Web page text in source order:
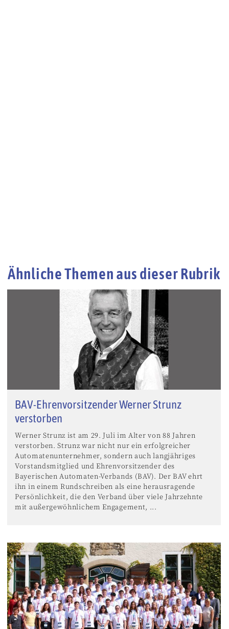
Ähnliche Themen aus dieser Rubrik
BAV-Ehrenvorsitzender Werner Strunz
verstorben
Werner Strunz ist am 29. Juli im Alter von 88 Jahren
verstorben. Strunz war nicht nur ein erfolgreicher
Automatenunternehmer, sondern auch langjähriges
Vorstandsmitglied und Ehrenvorsitzender des
Bayerischen Automaten-Verbands (BAV). Der BAV ehrt
ihn in einem Rundschreiben als eine herausragende
Persönlichkeit, die den Verband über viele Jahrzehnte
mit außergewöhnlichem Engagement, ...